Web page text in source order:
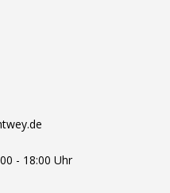
- 18:00 Uhr